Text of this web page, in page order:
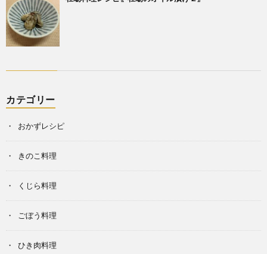
カテゴリー
おかずレシピ
きのこ料理
くじら料理
ごぼう料理
ひき肉料理